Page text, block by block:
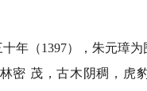
（1397），朱元璋为
密 茂，古木阴稠，虎